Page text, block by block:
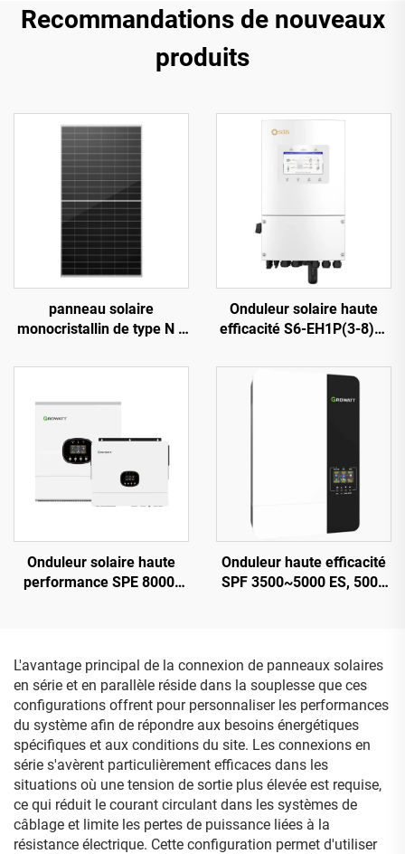
Recommandations de nouveaux
produits
panneau solaire
monocristallin de type N à
modèle ORY700-720-66M-
garantie de 15 ans
Onduleur solaire haute
efficacité S6-EH1P(3-8)K-
40-60 V
Onduleur solaire haute
performance SPE 8000-
Onduleur haute efficacité
SPF 3500~5000 ES, 5000
L'avantage principal de la connexion de panneaux solaires
en série et en parallèle réside dans la souplesse que ces
configurations offrent pour personnaliser les performances
du système afin de répondre aux besoins énergétiques
spécifiques et aux conditions du site. Les connexions en
série s'avèrent particulièrement efficaces dans les
situations où une tension de sortie plus élevée est requise,
ce qui réduit le courant circulant dans les systèmes de
câblage et limite les pertes de puissance liées à la
résistance électrique. Cette configuration permet d'utiliser